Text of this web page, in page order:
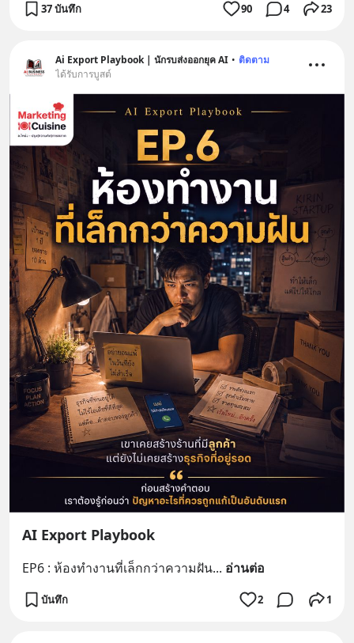
37 บันทึก 90 4 23
Ai Export Playbook | นักรบส่งออกยุค AI • ติดตาม
ได้รับการบูสต์
AI Export Playbook
EP6 : ห้องทำงานที่เล็กกว่าความฝัน... อ่านต่อ
บันทึก 2 1